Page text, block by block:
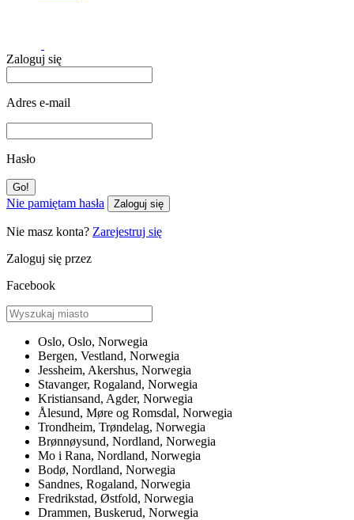
Zaloguj się
Adres e-mail
Hasło
Nie pamiętam hasła Zaloguj się
Nie masz konta? Zarejestruj się
Zaloguj się przez
Facebook
Oslo, Oslo, Norwegia
Bergen, Vestland, Norwegia
Jessheim, Akershus, Norwegia
Stavanger, Rogaland, Norwegia
Kristiansand, Agder, Norwegia
Ålesund, Møre og Romsdal, Norwegia
Trondheim, Trøndelag, Norwegia
Brønnøysund, Nordland, Norwegia
Mo i Rana, Nordland, Norwegia
Bodø, Nordland, Norwegia
Sandnes, Rogaland, Norwegia
Fredrikstad, Østfold, Norwegia
Drammen, Buskerud, Norwegia